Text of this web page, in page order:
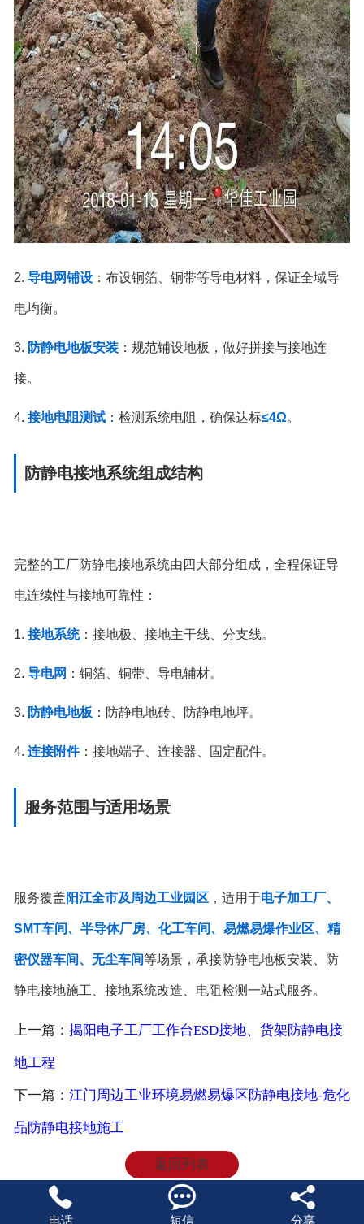
2. 导电网铺设：布设铜箔、铜带等导电材料，保证全域导
电均衡。
3. 防静电地板安装：规范铺设地板，做好拼接与接地连
接。
4. 接地电阻测试：检测系统电阻，确保达标≤4Ω。
防静电接地系统组成结构
完整的工厂防静电接地系统由四大部分组成，全程保证导
电连续性与接地可靠性：
1. 接地系统：接地极、接地主干线、分支线。
2. 导电网 ：铜箔、铜带、导电辅材。
3. 防静电地板 ：防静电地砖、防静电地坪。
4. 连接附件：接地端子、连接器、固定配件。
服务范围与适用场景
服务覆盖 阳江全市及周边工业园区，适用于电子加工厂、
SMT车间、半导体厂房、化工车间、易燃易爆作业区、精
密仪器车间、无尘车间等场景，承接防静电地板安装、防
静电接地施工、接地系统改造、电阻检测一站式服务。
上一篇： 揭阳电子工厂工作台ESD接地、货架防静电接
地工程
下一篇： 江门周边工业环境易燃易爆区防静电接地-危化
品防静电接地施工
返回列表

电话

短信

分享